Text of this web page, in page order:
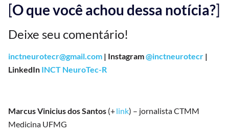
[O que você achou dessa notícia?]
Deixe seu comentário!
inctneurotecr@gmail.com | Instagram@inctneurotecr |
LinkedIn INCT NeuroTec-R
Marcus Vinicius dos Santos (+link) – jornalista CTMM
Medicina UFMG